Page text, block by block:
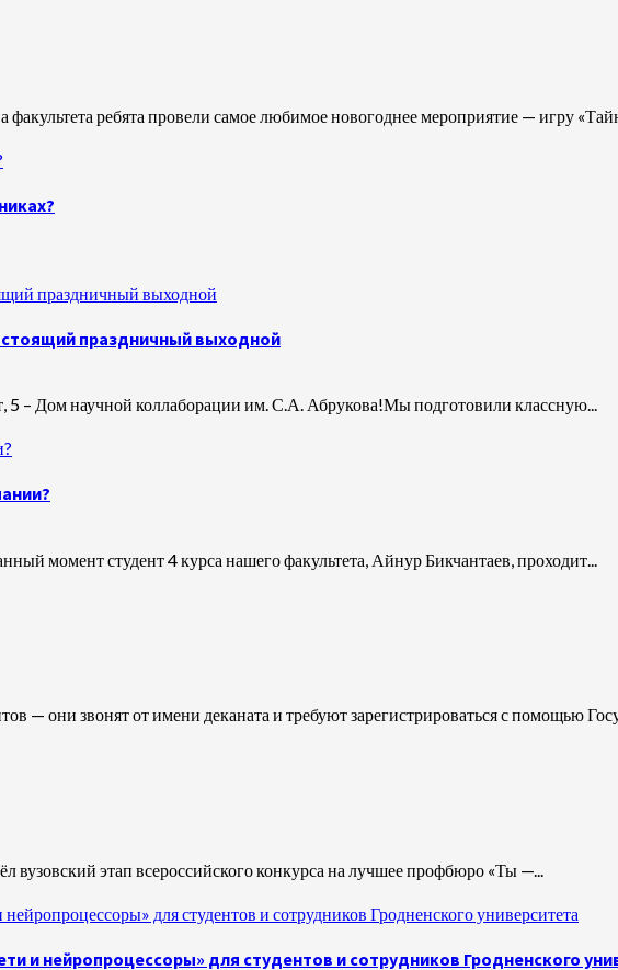
факультета ребята провели самое любимое новогоднее мероприятие — игру
праздничный выходной
праздничный выходной
– Дом научной коллаборации им. С.А. Абрукова!Мы подготовили классную...
момент студент 4 курса нашего факультета, Айнур Бикчантаев, проходит...
— они звонят от имени деканата и требуют зарегистрироваться с помощью
этап всероссийского конкурса на лучшее профбюро «Ты —...
для студентов и сотрудников Гродненского университета
и нейропроцессоры» для студентов и сотрудников Гродненского